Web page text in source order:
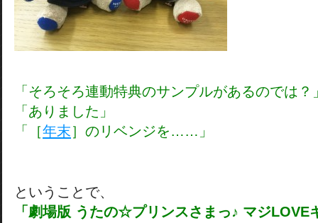
「そろそろ連動特典のサンプルがあるのでは？
「ありました」
「［年末］のリベンジを……」
ということで、
「劇場版 うたの☆プリンスさまっ♪ マジLOVE